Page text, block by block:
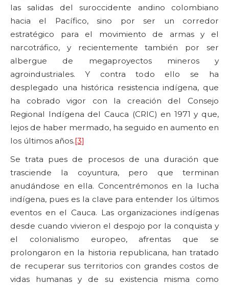
las salidas del suroccidente andino colombiano
hacia el Pacífico, sino por ser un corredor
estratégico para el movimiento de armas y el
narcotráfico, y recientemente también por ser
albergue de megaproyectos mineros y
agroindustriales. Y contra todo ello se ha
desplegado una histórica resistencia indígena, que
ha cobrado vigor con la creación del Consejo
Regional Indígena del Cauca (CRIC) en 1971 y que,
lejos de haber mermado, ha seguido en aumento en
los últimos años.[3]
Se trata pues de procesos de una duración que
trasciende la coyuntura, pero que terminan
anudándose en ella. Concentrémonos en la lucha
indígena, pues es la clave para entender los últimos
eventos en el Cauca. Las organizaciones indígenas
desde cuando vivieron el despojo por la conquista y
el colonialismo europeo, afrentas que se
prolongaron en la historia republicana, han tratado
de recuperar sus territorios con grandes costos de
vidas humanas y de su existencia misma como